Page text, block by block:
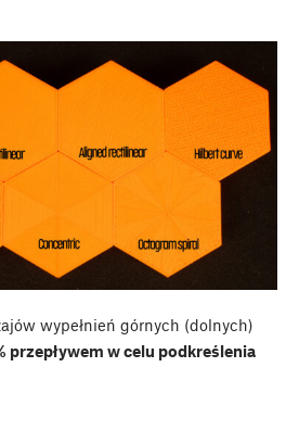
wypełnień górnych (dolnych)
przepływem w celu podkreślenia